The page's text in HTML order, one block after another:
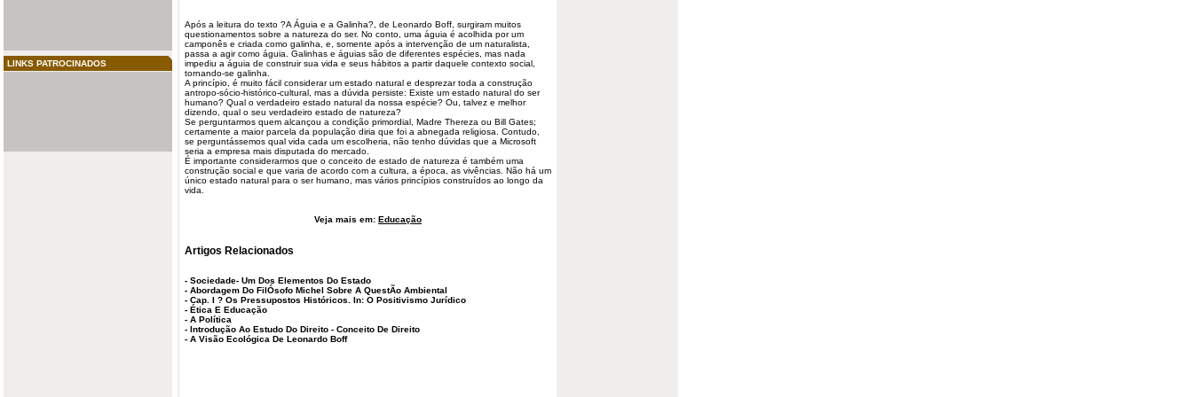
LINKS PATROCINADOS
Após a leitura do texto ?A Águia e a Galinha?, de Leonardo Boff, surgiram muitos
questionamentos sobre a natureza do ser. No conto, uma águia é acolhida por um
camponês e criada como galinha, e, somente após a intervenção de um naturalista,
passa a agir como águia. Galinhas e águias são de diferentes espécies, mas nada
impediu a águia de construir sua vida e seus hábitos a partir daquele contexto social
tornando-se galinha.
A princípio, é muito fácil considerar um estado natural e desprezar toda a construção
antropo-sócio-histórico-cultural, mas a dúvida persiste: Existe um estado natural do ser
humano? Qual o verdadeiro estado natural da nossa espécie? Ou, talvez e melhor
dizendo, qual o seu verdadeiro estado de natureza?
Se perguntarmos quem alcançou a condição primordial, Madre Thereza ou Bill Gates;
certamente a maior parcela da população diria que foi a abnegada religiosa. Contudo,
se perguntássemos qual vida cada um escolheria, não tenho dúvidas que a Microsoft
seria a empresa mais disputada do mercado.
É importante considerarmos que o conceito de estado de natureza é também uma
construção social e que varia de acordo com a cultura, a época, as vivências. Não há um
único estado natural para o ser humano, mas vários princípios construídos ao longo da
vida.
Veja mais em: Educação
Artigos Relacionados
- Sociedade- Um Dos Elementos Do Estado
- Abordagem Do FilÓsofo Michel Sobre A QuestÃo Ambiental
- Cap. I ? Os Pressupostos Históricos. In: O Positivismo Jurídico
- Ética E Educação
- A Política
- Introdução Ao Estudo Do Direito - Conceito De Direito
- A Visão Ecológica De Leonardo Boff